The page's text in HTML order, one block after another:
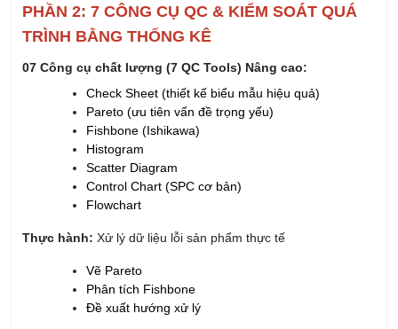
PHẦN 2: 7 CÔNG CỤ QC & KIỂM SOÁT QUÁ
TRÌNH BẰNG THỐNG KÊ
07 Công cụ chất lượng (7 QC Tools) Nâng cao:
Check Sheet (thiết kế biểu mẫu hiệu quả)
Pareto (ưu tiên vấn đề trọng yếu)
Fishbone (Ishikawa)
Histogram
Scatter Diagram
Control Chart (SPC cơ bản)
Flowchart
Thực hành: Xử lý dữ liệu lỗi sản phẩm thực tế
Vẽ Pareto
Phân tích Fishbone
Đề xuất hướng xử lý